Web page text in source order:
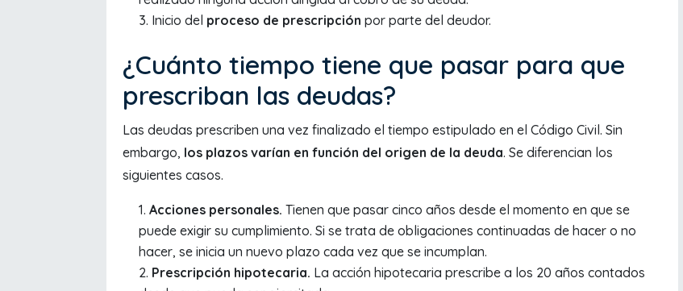
Inicio del proceso de prescripción por parte del deudor.
¿Cuánto tiempo tiene que pasar para que
prescriban las deudas?
Las deudas prescriben una vez finalizado el tiempo estipulado en el Código Civil. Sin
embargo, los plazos varían en función del origen de la deuda. Se diferencian los
siguientes casos.
Acciones personales. Tienen que pasar cinco años desde el momento en que se
puede exigir su cumplimiento. Si se trata de obligaciones continuadas de hacer o no
hacer, se inicia un nuevo plazo cada vez que se incumplan.
Prescripción hipotecaria. La acción hipotecaria prescribe a los 20 años contados